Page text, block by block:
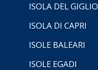
ISOLA DEL GIGLIO
ISOLA DI CAPRI
ISOLE BALEARI
ISOLE EGADI